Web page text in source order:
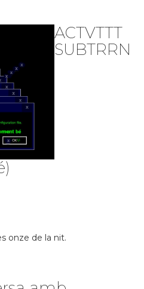
ACTVTTT
SUBTRRN
onze de la nit.